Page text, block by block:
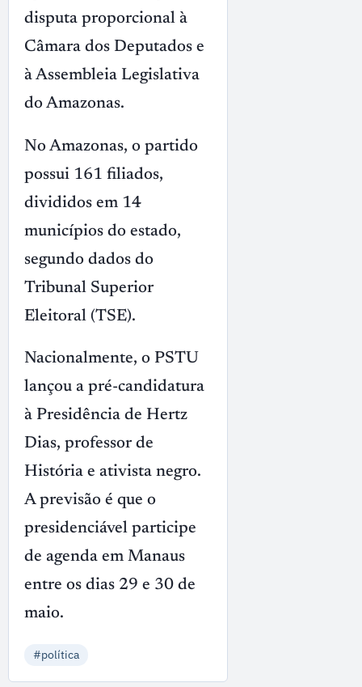
disputa proporcional à
Câmara dos Deputados e
à Assembleia Legislativa
do Amazonas.
No Amazonas, o partido
possui 161 filiados,
divididos em 14
municípios do estado,
segundo dados do
Tribunal Superior
Eleitoral (TSE).
Nacionalmente, o PSTU
lançou a pré-candidatura
à Presidência de Hertz
Dias, professor de
História e ativista negro.
A previsão é que o
presidenciável participe
de agenda em Manaus
entre os dias 29 e 30 de
maio.
#política